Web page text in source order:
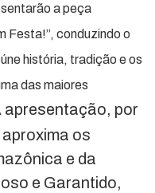
a peça
Festa!”, conduzindo o
história, tradição e os
das maiores
apresentação, por
os
e da
e Garantido,